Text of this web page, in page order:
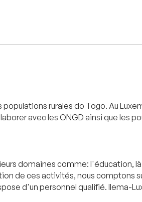
rurales do Togo. Au
avec les ONGD ainsi que les
domaines comme: l'éducation,
de ces activités, nous comptons
d'un personnel qualifié. Ilema-